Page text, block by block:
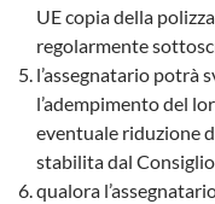
UE copia della
regolarmente
l’assegnatario potrà
l’adempimento del
eventuale riduzione
stabilita dal
qualora